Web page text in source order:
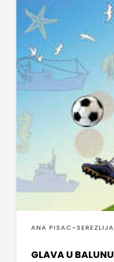
ANA PISAC-SEREZLIJA
GLAVA U BALUNU